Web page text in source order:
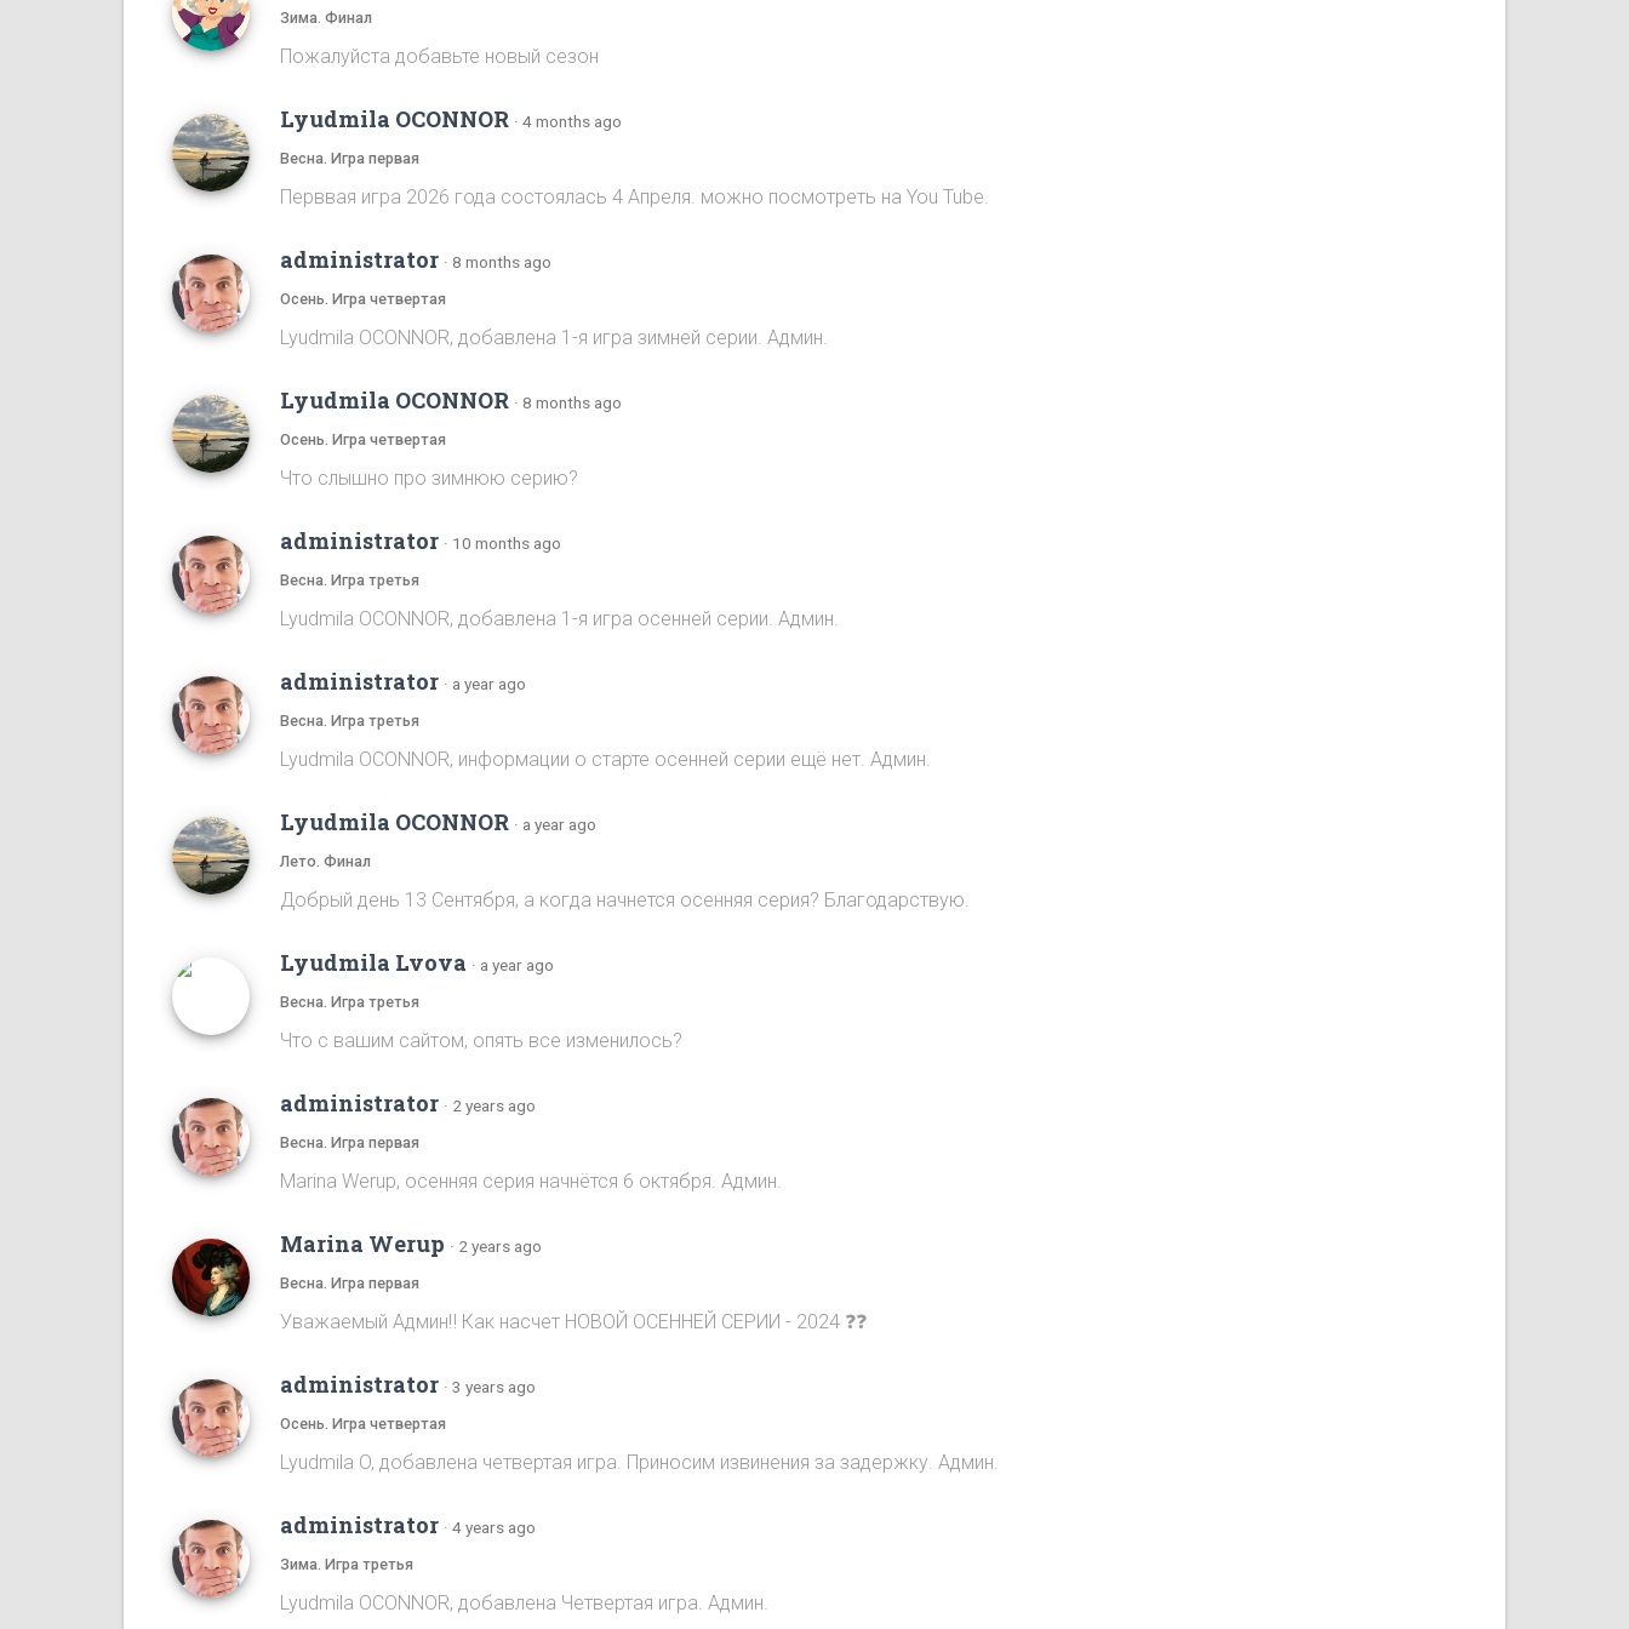
Зима. Финал
Пожалуйста добавьте новый сезон
Lyudmila OCONNOR · 4 months ago
Весна. Игра первая
Перввая игра 2026 года состоялась 4 Апреля. можно посмотреть на You Tube.
administrator · 8 months ago
Осень. Игра четвертая
Lyudmila OCONNOR, добавлена 1-я игра зимней серии. Админ.
Lyudmila OCONNOR · 8 months ago
Осень. Игра четвертая
Что слышно про зимнюю серию?
administrator · 10 months ago
Весна. Игра третья
Lyudmila OCONNOR, добавлена 1-я игра осенней серии. Админ.
administrator · a year ago
Весна. Игра третья
Lyudmila OCONNOR, информации о старте осенней серии ещё нет. Админ.
Lyudmila OCONNOR · a year ago
Лето. Финал
Добрый день 13 Сентября, а когда начнется осенняя серия? Благодарствую.
Lyudmila Lvova · a year ago
Весна. Игра третья
Что с вашим сайтом, опять все изменилось?
administrator · 2 years ago
Весна. Игра первая
Marina Werup, осенняя серия начнётся 6 октября. Админ.
Marina Werup · 2 years ago
Весна. Игра первая
Уважаемый Админ‼️ Как насчет НОВОЙ ОСЕННЕЙ СЕРИИ - 2024 ❓❓
administrator · 3 years ago
Осень. Игра четвертая
Lyudmila O, добавлена четвертая игра. Приносим извинения за задержку. Админ.
administrator · 4 years ago
Зима. Игра третья
Lyudmila OCONNOR, добавлена Четвертая игра. Админ.